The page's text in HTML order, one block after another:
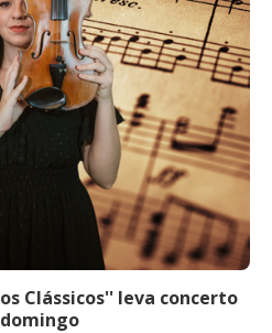
Clássicos'' leva concerto